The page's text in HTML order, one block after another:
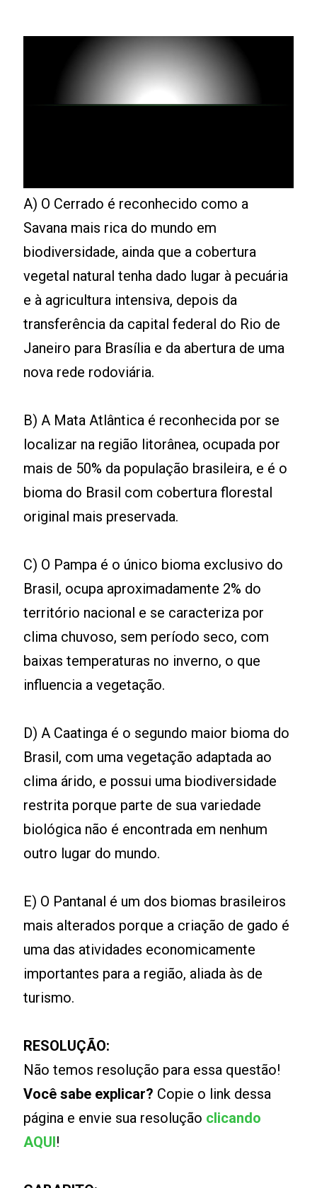
A) O Cerrado é reconhecido como a
Savana mais rica do mundo em
biodiversidade, ainda que a cobertura
vegetal natural tenha dado lugar à pecuária
e à agricultura intensiva, depois da
transferência da capital federal do Rio de
Janeiro para Brasília e da abertura de uma
nova rede rodoviária.
B) A Mata Atlântica é reconhecida por se
localizar na região litorânea, ocupada por
mais de 50% da população brasileira, e é o
bioma do Brasil com cobertura florestal
original mais preservada.
C) O Pampa é o único bioma exclusivo do
Brasil, ocupa aproximadamente 2% do
território nacional e se caracteriza por
clima chuvoso, sem período seco, com
baixas temperaturas no inverno, o que
influencia a vegetação.
D) A Caatinga é o segundo maior bioma do
Brasil, com uma vegetação adaptada ao
clima árido, e possui uma biodiversidade
restrita porque parte de sua variedade
biológica não é encontrada em nenhum
outro lugar do mundo.
E) O Pantanal é um dos biomas brasileiros
mais alterados porque a criação de gado é
uma das atividades economicamente
importantes para a região, aliada às de
turismo.
RESOLUÇÃO:
Não temos resolução para essa questão!
Você sabe explicar? Copie o link dessa
página e envie sua resolução clicando
AQUI!